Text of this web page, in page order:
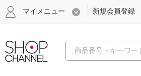
心おどる、
マイメニュー 新規会員登録